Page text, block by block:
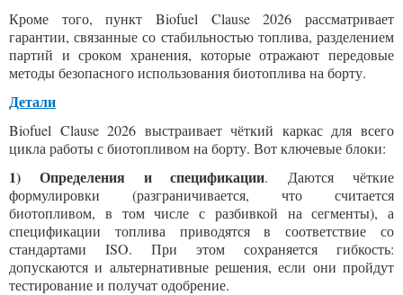
Кроме того, пункт Biofuel Clause 2026 рассматривает
гарантии, связанные со стабильностью топлива, разделением
партий и сроком хранения, которые отражают передовые
методы безопасного использования биотоплива на борту.
Детали
Biofuel Clause 2026 выстраивает чёткий каркас для всего
цикла работы с биотопливом на борту. Вот ключевые блоки:
1) Определения и спецификации. Даются чёткие
формулировки (разграничивается, что считается
биотопливом, в том числе с разбивкой на сегменты), а
спецификации топлива приводятся в соответствие со
стандартами ISO. При этом сохраняется гибкость:
допускаются и альтернативные решения, если они пройдут
тестирование и получат одобрение.